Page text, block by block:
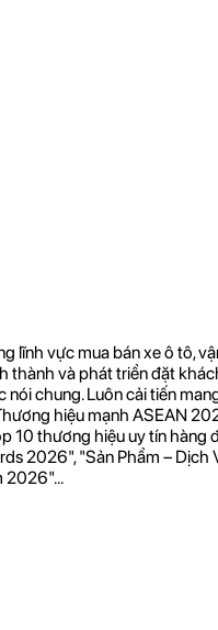
vực mua bán xe ô tô,
và phát triển đặt
chung. Luôn cải tiến
hiệu mạnh ASEAN
10 thương hiệu uy tín
2026", "Sản Phẩm –
2026"...